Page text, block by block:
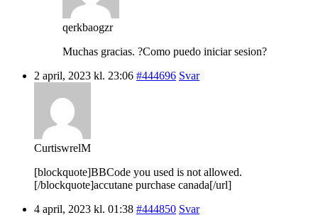
qerkbaogzr
Muchas gracias. ?Como puedo iniciar sesion?
2 april, 2023 kl. 23:06 #444696 Svar
CurtiswrelM
[blockquote]BBCode you used is not allowed.
[/blockquote]accutane purchase canada[/url]
4 april, 2023 kl. 01:38 #444850 Svar